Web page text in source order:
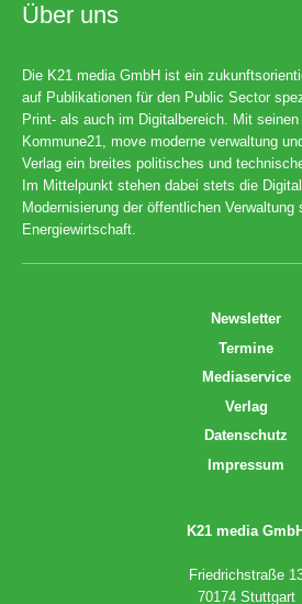
Über uns
Die K21 media GmbH ist ein
auf Publikationen für den Public Sector
Print- als auch im Digitalbereich. Mit
Kommune21, move moderne verwaltung
Verlag ein breites politisches und
Im Mittelpunkt stehen dabei stets die
Modernisierung der öffentlichen
Energiewirtschaft.
Newsletter
Termine
Mediaservice
Verlag
Datenschutz
Impressum
K21 media GmbH
Friedrichstraße
70174 Stuttgart